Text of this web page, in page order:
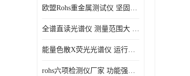
光电直读光谱仪
便携式水质重金属检测仪
欧盟Rohs重金属测试仪 坚固耐用 测试结果清晰显示
全谱直读光谱仪 测量范围大 抗干扰性能好
能量色散X荧光光谱仪 运行稳定性高 方便样品的测量
rohs六项检测仪厂家 功能强大 可直接分析